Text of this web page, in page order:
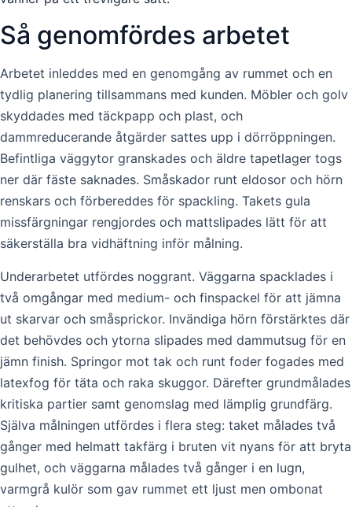
Så genomfördes arbetet
Arbetet inleddes med en genomgång av rummet och en
tydlig planering tillsammans med kunden. Möbler och golv
skyddades med täckpapp och plast, och
dammreducerande åtgärder sattes upp i dörröppningen.
Befintliga väggytor granskades och äldre tapetlager togs
ner där fäste saknades. Småskador runt eldosor och hörn
renskars och förbereddes för spackling. Takets gula
missfärgningar rengjordes och mattslipades lätt för att
säkerställa bra vidhäftning inför målning.
Underarbetet utfördes noggrant. Väggarna spacklades i
två omgångar med medium- och finspackel för att jämna
ut skarvar och småsprickor. Invändiga hörn förstärktes där
det behövdes och ytorna slipades med dammutsug för en
jämn finish. Springor mot tak och runt foder fogades med
latexfog för täta och raka skuggor. Därefter grundmålades
kritiska partier samt genomslag med lämplig grundfärg.
Själva målningen utfördes i flera steg: taket målades två
gånger med helmatt takfärg i bruten vit nyans för att bryta
gulhet, och väggarna målades två gånger i en lugn,
varmgrå kulör som gav rummet ett ljust men ombonat